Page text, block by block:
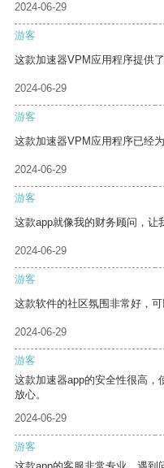
2024-06-29
游客
这款加速器VPM应用程序提供
2024-06-29
游客
这款加速器VPM应用程序已经
2024-06-29
游客
这款app就像我的财务顾问，让
2024-06-29
游客
这款软件的社区氛围非常好，
2024-06-29
游客
这款加速器app的安全性很高，
放心。
2024-06-29
游客